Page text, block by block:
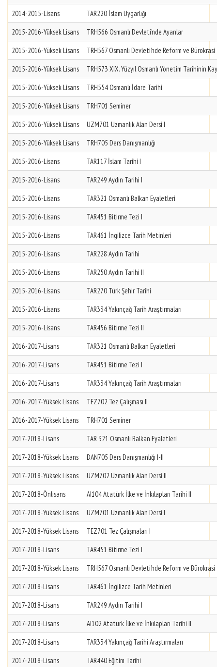
2014-2015-Lisans
TAR220 İslam Uygarlığı
2015-2016-Yüksek Lisans
TRH566 Osmanlı Devleti’nde Ayanlar
2015-2016-Yüksek Lisans
TRH567 Osmanlı Devleti’nde Reform ve Bürokrasi
2015-2016-Yüksek Lisans
TRH573 XIX. Yüzyıl Osmanlı Yönetim Tarihinin
2015-2016-Yüksek Lisans
TRH554 Osmanlı İdare Tarihi
2015-2016-Yüksek Lisans
TRH701 Seminer
2015-2016-Yüksek Lisans
UZM701 Uzmanlık Alan Dersi I
2015-2016-Yüksek Lisans
TRH705 Ders Danışmanlığı
2015-2016-Lisans
TAR117 İslam Tarihi I
2015-2016-Lisans
TAR249 Aydın Tarihi I
2015-2016-Lisans
TAR321 Osmanlı Balkan Eyaletleri
2015-2016-Lisans
TAR451 Bitirme Tezi I
2015-2016-Lisans
TAR461 İngilizce Tarih Metinleri
2015-2016-Lisans
TAR228 Aydın Tarihi
2015-2016-Lisans
TAR250 Aydın Tarihi II
2015-2016-Lisans
TAR270 Türk Şehir Tarihi
2015-2016-Lisans
TAR334 Yakınçağ Tarih Araştırmaları
2015-2016-Lisans
TAR456 Bitirme Tezi II
2016-2017-Lisans
TAR321 Osmanlı Balkan Eyaletleri
2016-2017-Lisans
TAR451 Bitirme Tezi I
2016-2017-Lisans
TAR334 Yakınçağ Tarih Araştırmaları
2016-2017-Yüksek Lisans
TEZ702 Tez Çalışması II
2016-2017-Yüksek Lisans
TRH701 Seminer
2017-2018-Lisans
TAR 321 Osmanlı Balkan Eyaletleri
2017-2018-Yüksek Lisans
DAN705 Ders Danışmanlığı I-II
2017-2018-Yüksek Lisans
UZM702 Uzmanlık Alan Dersi II
2017-2018-Önlisans
AI104 Atatürk İlke ve İnkılapları Tarihi II
2017-2018-Yüksek Lisans
UZM701 Uzmanlık Alan Dersi I
2017-2018-Yüksek Lisans
TEZ701 Tez Çalışmaları I
2017-2018-Lisans
TAR451 Bitirme Tezi I
2017-2018-Yüksek Lisans
TRH567 Osmanlı Devleti’nde Reform ve Bürokrasi
2017-2018-Lisans
TAR461 İngilizce Tarih Metinleri
2017-2018-Lisans
TAR249 Aydın Tarihi I
2017-2018-Lisans
AI102 Atatürk İlke ve İnkılapları Tarihi II
2017-2018-Lisans
TAR334 Yakınçağ Tarihi Araştırmaları
2017-2018-Lisans
TAR440 Eğitim Tarihi